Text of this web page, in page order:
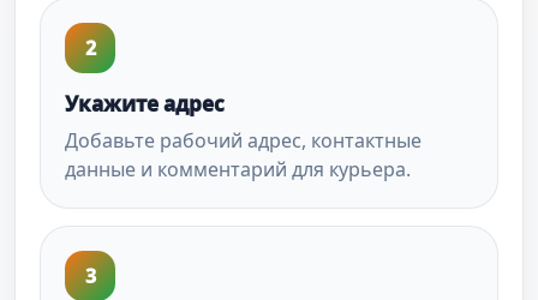
2
Укажите адрес
Добавьте рабочий адрес, контактные
данные и комментарий для курьера.
3